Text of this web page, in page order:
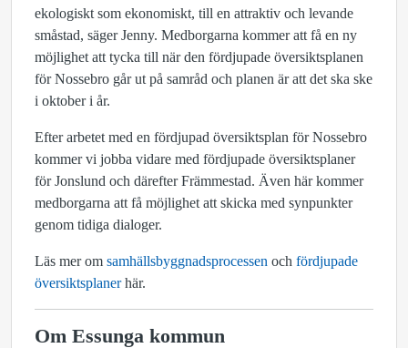
ekologiskt som ekonomiskt, till en attraktiv och levande
småstad, säger Jenny. Medborgarna kommer att få en ny
möjlighet att tycka till när den fördjupade översiktsplanen
för Nossebro går ut på samråd och planen är att det ska ske
i oktober i år.
Efter arbetet med en fördjupad översiktsplan för Nossebro
kommer vi jobba vidare med fördjupade översiktsplaner
för Jonslund och därefter Främmestad. Även här kommer
medborgarna att få möjlighet att skicka med synpunkter
genom tidiga dialoger.
Läs mer om samhällsbyggnadsprocessen och fördjupade
översiktsplanerhär.
Om Essunga kommun